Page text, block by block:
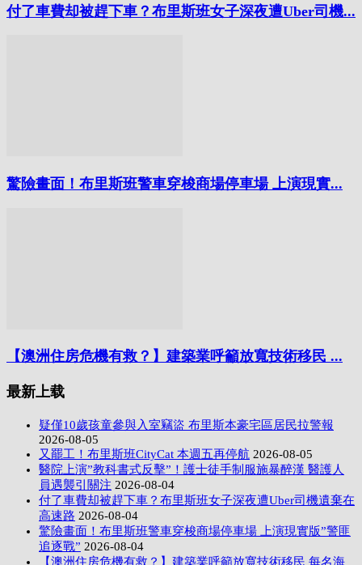
付了車費却被趕下車？布里斯班女子深夜遭Uber司機...
驚險畫面！布里斯班警車穿梭商場停車場 上演現實...
【澳洲住房危機有救？】建築業呼籲放寬技術移民 ...
最新上载
疑僅10歲孩童參與入室竊盜 布里斯本豪宅區居民拉警報
2026-08-05
又罷工！布里斯班CityCat 本週五再停航 2026-08-05
醫院上演”教科書式反擊”！護士徒手制服施暴醉漢 醫護人
員遇襲引關注 2026-08-04
付了車費却被趕下車？布里斯班女子深夜遭Uber司機遺棄在
高速路 2026-08-04
驚險畫面！布里斯班警車穿梭商場停車場 上演現實版”警匪
追逐戰” 2026-08-04
【澳洲住房危機有救？】建築業呼籲放寬技術移民 每名海